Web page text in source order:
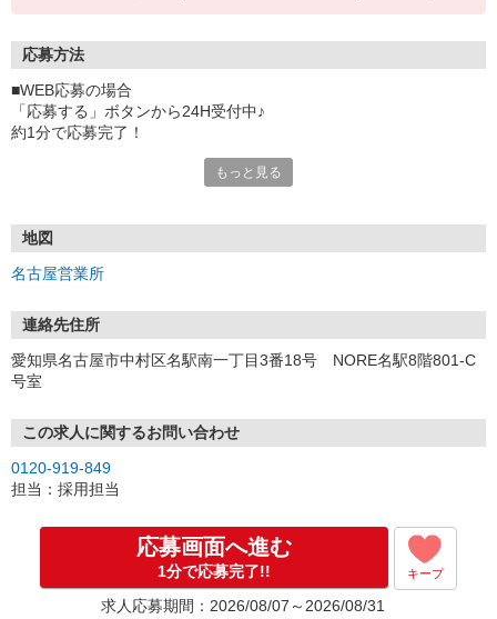
応募方法
■WEB応募の場合
「応募する」ボタンから24H受付中♪
約1分で応募完了！
①応募から3営業日を目安に、メールorお電話でご連絡します。
★スマホでWEB面接（LINEなど）・出張面接・事務所面接と選べま
す
③面接実施（履歴書不要）
④勤務開始（スタート日は応相談）
お気軽にご応募ください♪
もっと見る
地図
名古屋営業所
連絡先住所
愛知県名古屋市中村区名駅南一丁目3番18号 NORE名駅8階801-C
号室
この求人に関するお問い合わせ
0120-919-849
担当：採用担当
応募画面へ進む
1分で応募完了!! キープ
求人応募期間：2026/08/07～2026/08/31